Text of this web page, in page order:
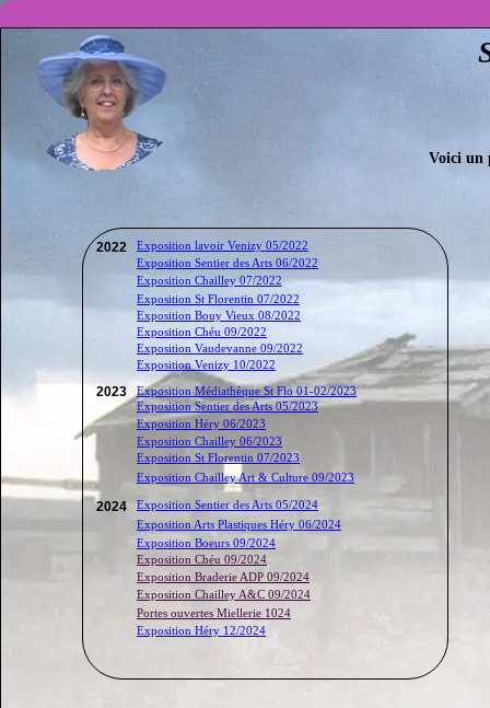
Voici un
Exposition lavoir Venizy 05/2022
Exposition Chailley 07/2022
Exposition Sentier des Arts 06/2022
Exposition St Florentin 07/2022
Exposition Bouy Vieux 08/2022
Exposition Chéu 09/2022
Exposition Vaudevanne 09/2022
Exposition Venizy 10/2022
Exposition Médiathèque St Flo 01-02/2023
Exposition Sentier des Arts 05/2023
Exposition Héry 06/2023
Exposition Chailley 06/2023
Exposition St Florentin 07/2023
Exposition Chailley Art & Culture 09/2023
Exposition Sentier des Arts 05/2024
Exposition Arts Plastiques Héry 06/2024
Exposition Boeurs 09/2024
Exposition Chéu 09/2024
Exposition Braderie ADP 09/2024
Exposition Chailley A&C 09/2024
Portes ouvertes Miellerie 1024
Exposition Héry 12/2024
2022
2023
2024